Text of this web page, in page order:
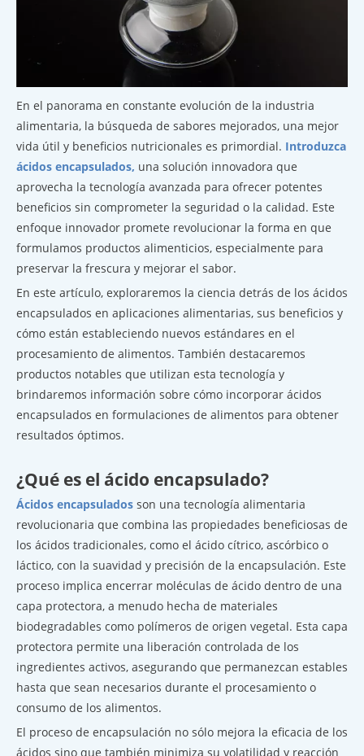
En el panorama en constante evolución de la industria
alimentaria, la búsqueda de sabores mejorados, una mejor
vida útil y beneficios nutricionales es primordial. Introduzca
ácidos encapsulados, una solución innovadora que
aprovecha la tecnología avanzada para ofrecer potentes
beneficios sin comprometer la seguridad o la calidad. Este
enfoque innovador promete revolucionar la forma en que
formulamos productos alimenticios, especialmente para
preservar la frescura y mejorar el sabor.
En este artículo, exploraremos la ciencia detrás de los ácidos
encapsulados en aplicaciones alimentarias, sus beneficios y
cómo están estableciendo nuevos estándares en el
procesamiento de alimentos. También destacaremos
productos notables que utilizan esta tecnología y
brindaremos información sobre cómo incorporar ácidos
encapsulados en formulaciones de alimentos para obtener
resultados óptimos.
¿Qué es el ácido encapsulado?
Ácidos encapsulados son una tecnología alimentaria
revolucionaria que combina las propiedades beneficiosas de
los ácidos tradicionales, como el ácido cítrico, ascórbico o
láctico, con la suavidad y precisión de la encapsulación. Este
proceso implica encerrar moléculas de ácido dentro de una
capa protectora, a menudo hecha de materiales
biodegradables como polímeros de origen vegetal. Esta capa
protectora permite una liberación controlada de los
ingredientes activos, asegurando que permanezcan estables
hasta que sean necesarios durante el procesamiento o
consumo de los alimentos.
El proceso de encapsulación no sólo mejora la eficacia de los
ácidos sino que también minimiza su volatilidad y reacción